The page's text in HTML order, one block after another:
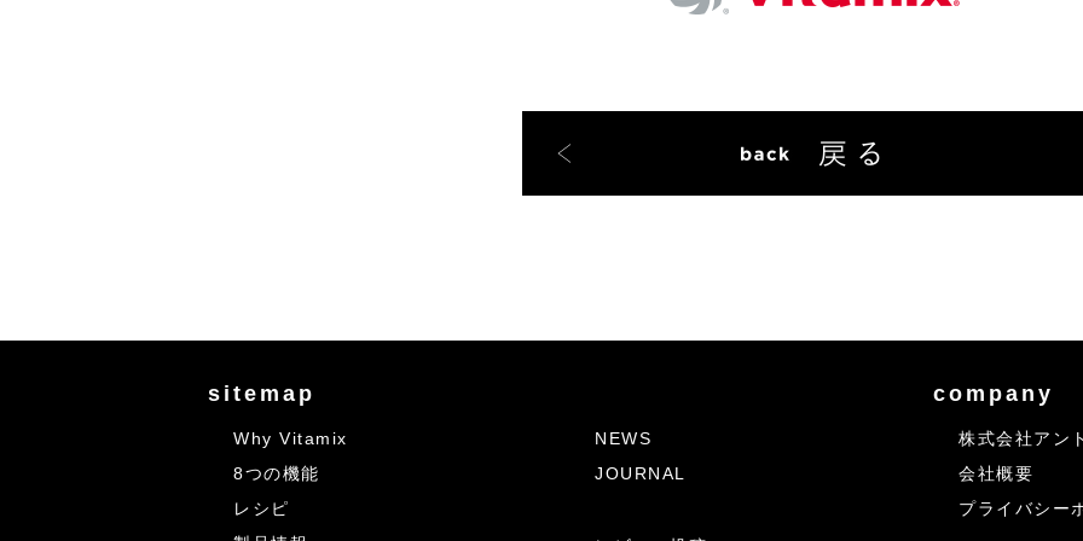
sitemap
Why Vitamix
8つの機能
レシピ
NEWS
JOURNAL
company
株式会社アン
会社概要
プライバシー